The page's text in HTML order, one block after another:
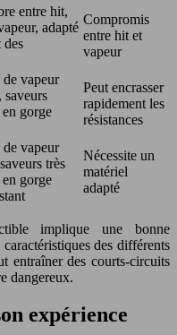
entre hit,
adapté
des
Compromis
entre hit et
vapeur
vapeur
saveurs
gorge
Peut encrasser
rapidement les
résistances
vapeur
très
gorge
Nécessite un
matériel
adapté
implique une bonne
des différents
entraîner des courts-circuits
dangereux.
expérience